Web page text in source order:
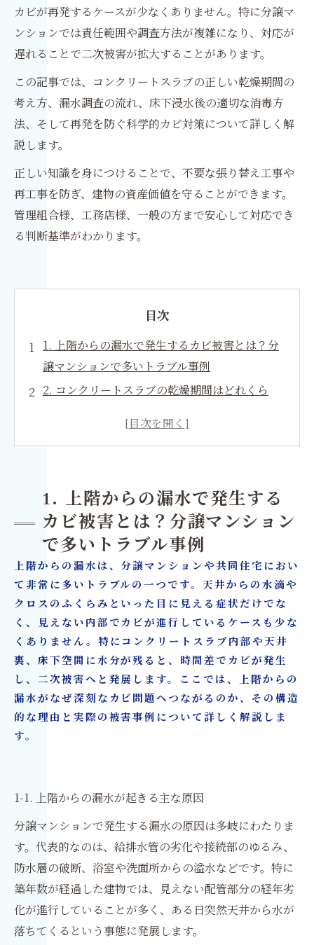
カビが再発するケースが少なくありません。特に分譲マ
ンションでは責任範囲や調査方法が複雑になり、対応が
遅れることで二次被害が拡大することがあります。
この記事では、コンクリートスラブの正しい乾燥期間の
考え方、漏水調査の流れ、床下浸水後の適切な消毒方
法、そして再発を防ぐ科学的カビ対策について詳しく解
説します。
正しい知識を身につけることで、不要な張り替え工事や
再工事を防ぎ、建物の資産価値を守ることができます。
管理組合様、工務店様、一般の方まで安心して対応でき
る判断基準がわかります。
目次
1. 上階からの漏水で発生するカビ被害とは？分
譲マンションで多いトラブル事例
2. コンクリートスラブの乾燥期間はどれくら
に必要な初動対応
6. 漏水後にリフォームが必要になるケースとは
7. 工務店・ハウスメーカーが抱える漏水カビ対
応の課題
8. カビ除去とリフォームを同時に行うメリット
9. 上階漏水トラブルを未然に防ぐための定期点
検と予防策
10. 漏水カビ問題は専門業者への早期相談が解決
の近道
カビ取り・カビ対策はカビバスターズ大阪／カ
1. 上階からの漏水で発生する
カビ被害とは？分譲マンション
で多いトラブル事例
上階からの漏水は、分譲マンションや共同住宅におい
て非常に多いトラブルの一つです。天井からの水滴や
クロスのふくらみといった目に見える症状だけでな
く、見えない内部でカビが進行しているケースも少な
くありません。特にコンクリートスラブ内部や天井
裏、床下空間に水分が残ると、時間差でカビが発生
し、二次被害へと発展します。ここでは、上階からの
漏水がなぜ深刻なカビ問題へつながるのか、その構造
的な理由と実際の被害事例について詳しく解説しま
す。
1-1. 上階からの漏水が起きる主な原因
分譲マンションで発生する漏水の原因は多岐にわたりま
す。代表的なのは、給排水管の劣化や接続部のゆるみ、
防水層の破断、浴室や洗面所からの溢水などです。特に
築年数が経過した建物では、見えない配管部分の経年劣
化が進行していることが多く、ある日突然天井から水が
落ちてくるという事態に発展します。